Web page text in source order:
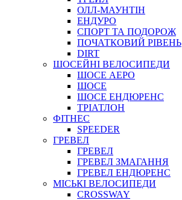
ОЛЛ-МАУНТIН
ЕНДУРО
СПОРТ ТА ПОДОРОЖ
ПОЧАТКОВИЙ РIВЕНЬ
DIRT
ШОСЕЙНІ ВЕЛОСИПЕДИ
ШОСЕ АЕРО
ШОСЕ
ШОСЕ ЕНДЮРЕНС
ТРІАТЛОН
ФІТНЕС
SPEEDER
ГРЕВЕЛ
ГРЕВЕЛ
ГРЕВЕЛ ЗМАГАННЯ
ГРЕВЕЛ ЕНДЮРЕНС
МІСЬКІ ВЕЛОСИПЕДИ
CROSSWAY